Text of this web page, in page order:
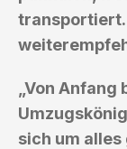
„Von
sich um